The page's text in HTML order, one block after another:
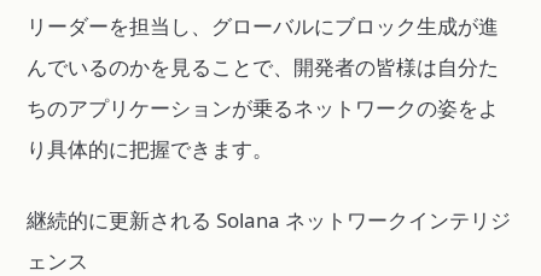
リーダーを担当し、グローバルにブロック生成が進
んでいるのかを見ることで、開発者の皆様は自分た
ちのアプリケーションが乗るネットワークの姿をよ
り具体的に把握できます。
継続的に更新される Solana ネットワークインテリジ
ェンス